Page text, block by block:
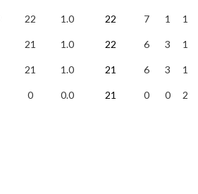
22 1.0 22 7 1 14
21 1.0 22 6 3 13
21 1.0 21 6 3 12
0 0.0 21 0 0 21